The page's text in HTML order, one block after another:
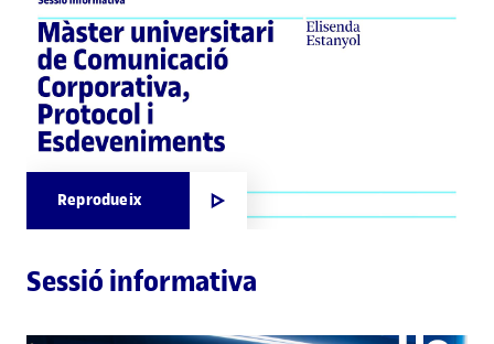
Reprodueix
Sessió informativa